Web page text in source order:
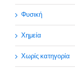
Φυσική
Χημεία
Χωρίς κατηγορία